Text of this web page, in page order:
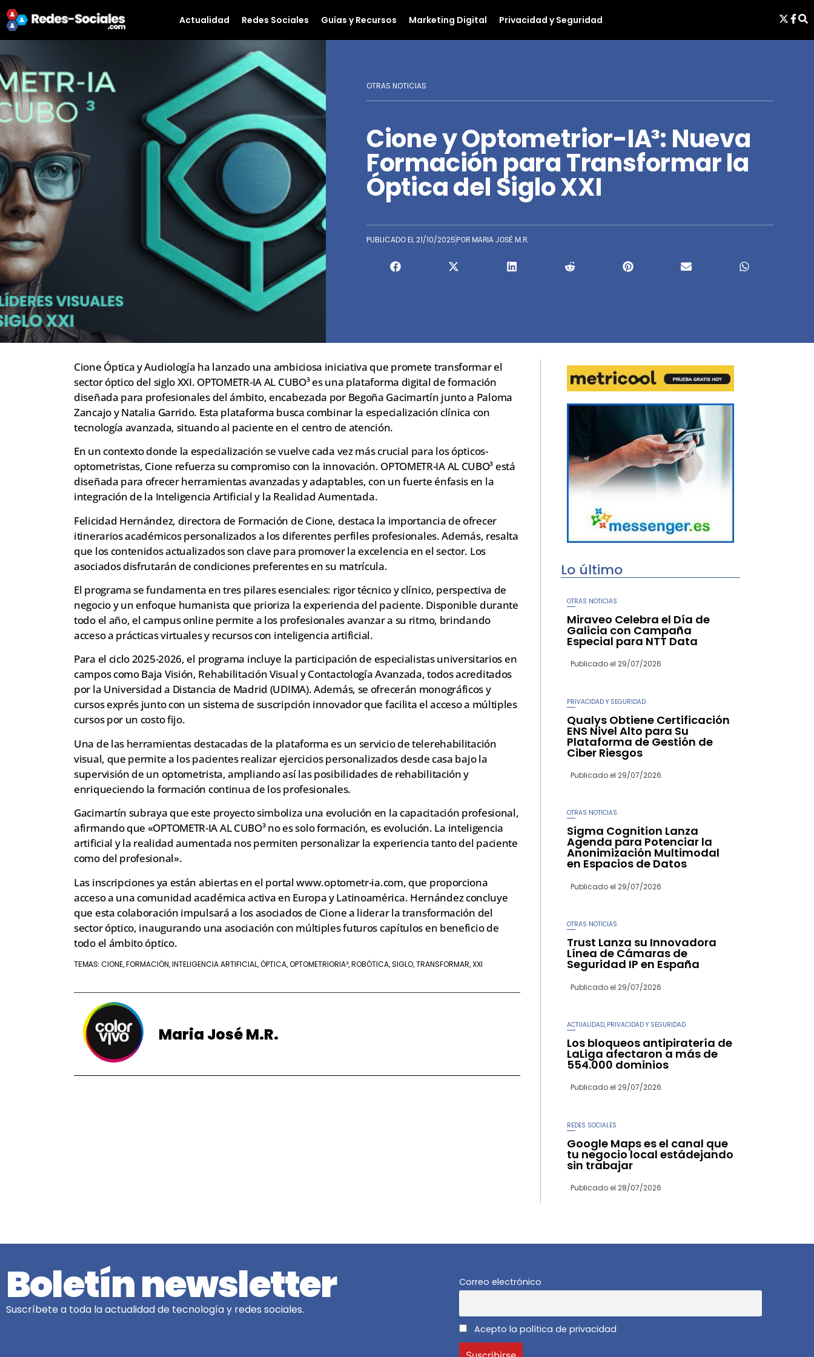
Actualidad Redes Sociales Guías y Recursos Marketing Digital Privacidad y Seguridad
OTRAS NOTICIAS
Cione y Optometrior-IA³: Nueva
Formación para Transformar la
Óptica del Siglo XXI
PUBLICADO EL21/10/2025 POR MARIA JOSÉ M.R.
Cione Óptica y Audiología ha lanzado una ambiciosa iniciativa que promete transformar el
sector óptico del siglo XXI. OPTOMETR-IA AL CUBO³ es una plataforma digital de formación
diseñada para profesionales del ámbito, encabezada por Begoña Gacimartín junto a Paloma
Zancajo y Natalia Garrido. Esta plataforma busca combinar la especialización clínica con
tecnología avanzada, situando al paciente en el centro de atención.
En un contexto donde la especialización se vuelve cada vez más crucial para los ópticos-
optometristas, Cione refuerza su compromiso con la innovación. OPTOMETR-IA AL CUBO³ está
diseñada para ofrecer herramientas avanzadas y adaptables, con un fuerte énfasis en la
integración de la Inteligencia Artificial y la Realidad Aumentada.
Felicidad Hernández, directora de Formación de Cione, destaca la importancia de ofrecer
itinerarios académicos personalizados a los diferentes perfiles profesionales. Además, resalta
que los contenidos actualizados son clave para promover la excelencia en el sector. Los
asociados disfrutarán de condiciones preferentes en su matrícula.
El programa se fundamenta en tres pilares esenciales: rigor técnico y clínico, perspectiva de
negocio y un enfoque humanista que prioriza la experiencia del paciente. Disponible durante
todo el año, el campus online permite a los profesionales avanzar a su ritmo, brindando
acceso a prácticas virtuales y recursos con inteligencia artificial.
Para el ciclo 2025-2026, el programa incluye la participación de especialistas universitarios en
campos como Baja Visión, Rehabilitación Visual y Contactología Avanzada, todos acreditados
por la Universidad a Distancia de Madrid (UDIMA). Además, se ofrecerán monográficos y
cursos exprés junto con un sistema de suscripción innovador que facilita el acceso a múltiples
cursos por un costo fijo.
Una de las herramientas destacadas de la plataforma es un servicio de telerehabilitación
visual, que permite a los pacientes realizar ejercicios personalizados desde casa bajo la
supervisión de un optometrista, ampliando así las posibilidades de rehabilitación y
enriqueciendo la formación continua de los profesionales.
Gacimartín subraya que este proyecto simboliza una evolución en la capacitación profesional,
afirmando que «OPTOMETR-IA AL CUBO³ no es solo formación, es evolución. La inteligencia
artificial y la realidad aumentada nos permiten personalizar la experiencia tanto del paciente
como del profesional».
Las inscripciones ya están abiertas en el portal www.optometr-ia.com, que proporciona
acceso a una comunidad académica activa en Europa y Latinoamérica. Hernández concluye
que esta colaboración impulsará a los asociados de Cione a liderar la transformación del
sector óptico, inaugurando una asociación con múltiples futuros capítulos en beneficio de
todo el ámbito óptico.
TEMAS: CIONE, FORMACIÓN, INTELIGENCIA ARTIFICIAL, ÓPTICA, OPTOMETRIORIA³, ROBÓTICA, SIGLO, TRANSFORMAR, XXI
Maria José M.R.
Lo último
OTRAS NOTICIAS
Miraveo Celebra el Día de
Galicia con Campaña
Especial para NTT Data
Publicado el 29/07/2026
PRIVACIDAD Y SEGURIDAD
Qualys Obtiene Certificación
ENS Nivel Alto para Su
Plataforma de Gestión de
Ciber Riesgos
Publicado el 29/07/2026
OTRAS NOTICIAS
Sigma Cognition Lanza
Agenda para Potenciar la
Anonimización Multimodal
en Espacios de Datos
Publicado el 29/07/2026
OTRAS NOTICIAS
Trust Lanza su Innovadora
Línea de Cámaras de
Seguridad IP en España
Publicado el 29/07/2026
ACTUALIDAD PRIVACIDAD Y SEGURIDAD
Los bloqueos antipiratería de
LaLiga afectaron a más de
554.000 dominios
Publicado el 29/07/2026
REDES SOCIALES
Google Maps es el canal que
tu negocio local estádejando
sin trabajar
Publicado el 28/07/2026
Boletín newsletter
Suscríbete a toda la actualidad de tecnología y redes sociales.
Correo electrónico
Acepto la política de privacidad